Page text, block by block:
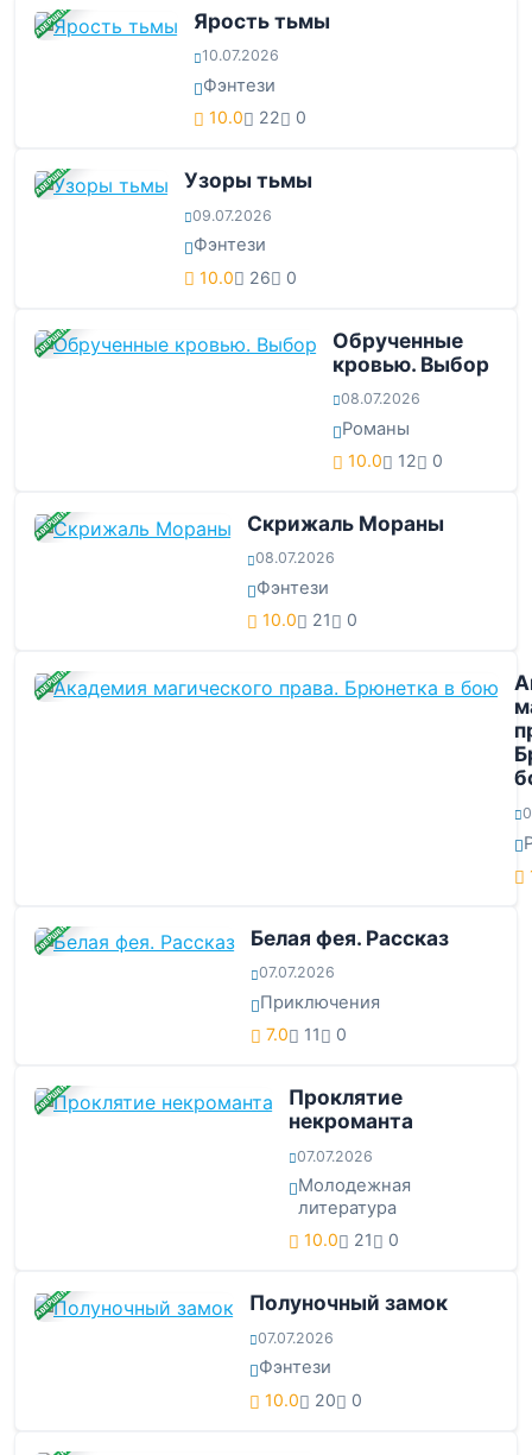
ЗАВЕРШЕНА Ярость тьмы
10.07.2026
Фэнтези
10.0 22 0
ЗАВЕРШЕНА Узоры тьмы
09.07.2026
Фэнтези
10.0 26 0
ЗАВЕРШЕНА
Обрученные
кровью. Выбор
08.07.2026
Романы
10.0 12 0
ЗАВЕРШЕНА Скрижаль Мораны
08.07.2026
Фэнтези
10.0 21 0
ЗАВЕРШЕНА
ЗАВЕРШЕНА Белая фея. Рассказ
07.07.2026
Приключения
7.0 11 0
ЗАВЕРШЕНА
Проклятие
некроманта
07.07.2026
Молодежная
литература
10.0 21 0
ЗАВЕРШЕНА Полуночный замок
07.07.2026
Фэнтези
10.0 20 0